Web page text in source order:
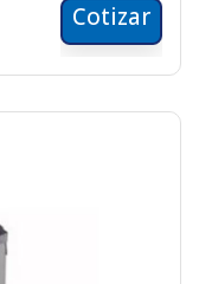
Cotizar